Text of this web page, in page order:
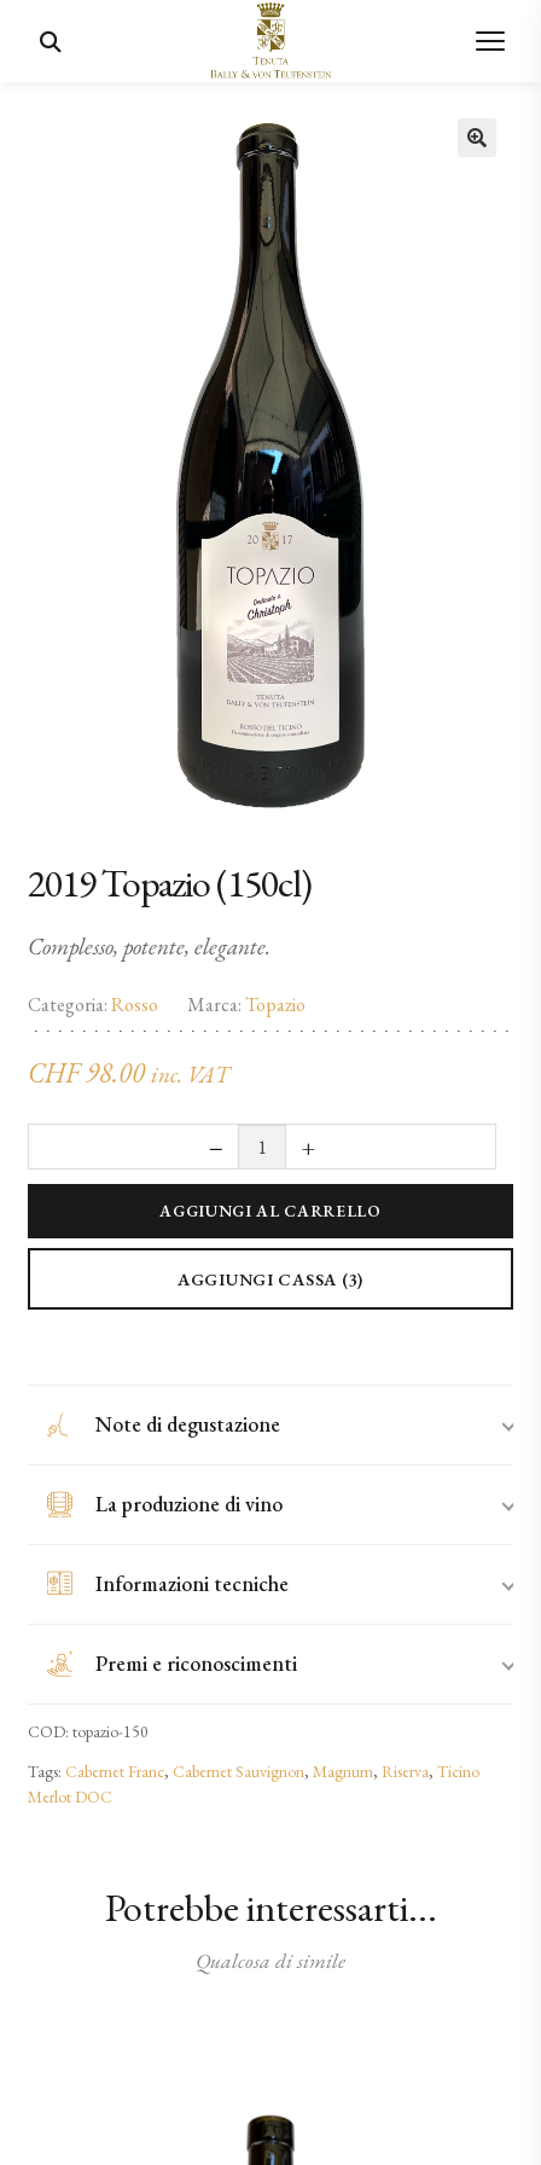
2019 Topazio (150cl)
Complesso, potente, elegante.
Categoria:Rosso Marca:Topazio
CHF98.00 inc. VAT
2019 Topazio (150cl) quantità
− +
AGGIUNGI AL CARRELLO
AGGIUNGI CASSA (3)
Note di degustazione
La produzione di vino
Informazioni tecniche
Premi e riconoscimenti
COD: topazio-150
Tags: Cabernet Franc, Cabernet Sauvignon, Magnum, Riserva, Ticino
Merlot DOC
Potrebbe interessarti...
Qualcosa di simile